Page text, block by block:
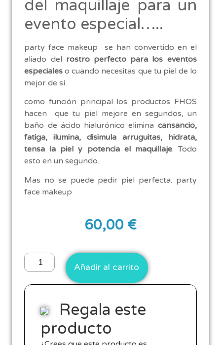
del maquillaje para un
evento especial…..
party face makeup se han convertido en el
aliado del rostro perfecto para los eventos
especiales o cuando necesitas que tu piel de lo
mejor de sí.
como función principal los productos FHOS
hacen que tu piel mejore en segundos, un
baño de ácido hialurónico elimina cansancio,
fatiga, ilumina, disimula arruguitas, hidrata,
tensa la piel y potencia el maquillaje. Todo
esto en un segundo.
Mas no se puede pedir piel perfecta. party
face makeup
60,00 €
Añadir al carrito
Regala este
producto